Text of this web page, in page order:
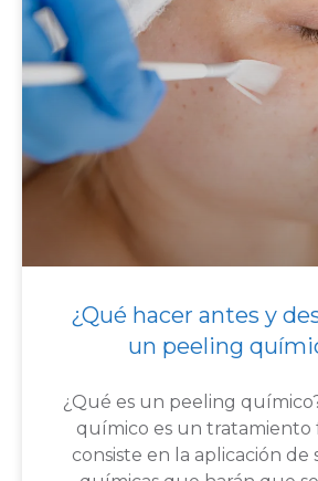
¿Qué hacer antes y
un peeling
¿Qué es un peeling
químico es un tratamiento
consiste en la aplicación de